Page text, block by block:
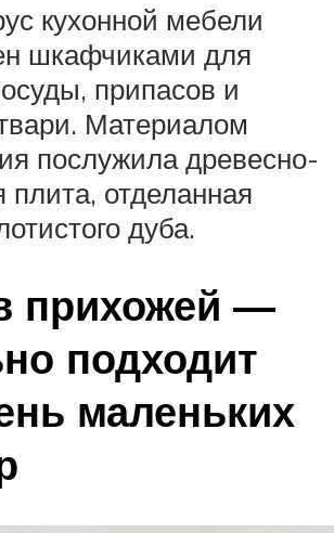
кухонной мебели
шкафчиками для
припасов и
Материалом
послужила древесно-
плита, отделанная
дуба.
прихожей —
подходит
маленьких